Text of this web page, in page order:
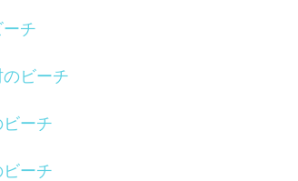
チ
ビーチ
ーチ
ーチ